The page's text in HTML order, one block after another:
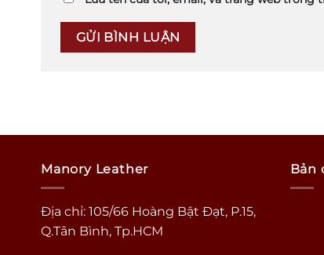
Manory Leather
Địa chỉ: 105/66 Hoàng Bật Đạt, P.15,
Q.Tân Bình, Tp.HCM
Bản